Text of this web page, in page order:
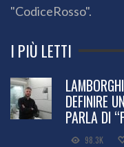
"CodiceRosso".
I PIÙ LETTI
DEFINIRE
PARLA DI
98.3K